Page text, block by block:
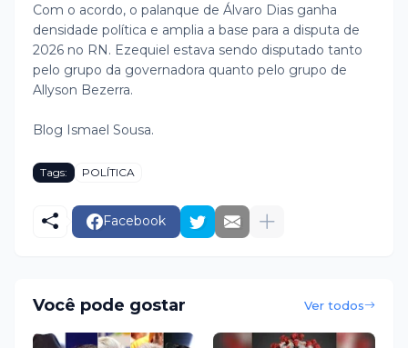
Com o acordo, o palanque de Álvaro Dias ganha
densidade política e amplia a base para a disputa de
2026 no RN. Ezequiel estava sendo disputado tanto
pelo grupo da governadora quanto pelo grupo de
Allyson Bezerra.
Blog Ismael Sousa.
Tags: POLÍTICA
Facebook
Você pode gostar Ver todos